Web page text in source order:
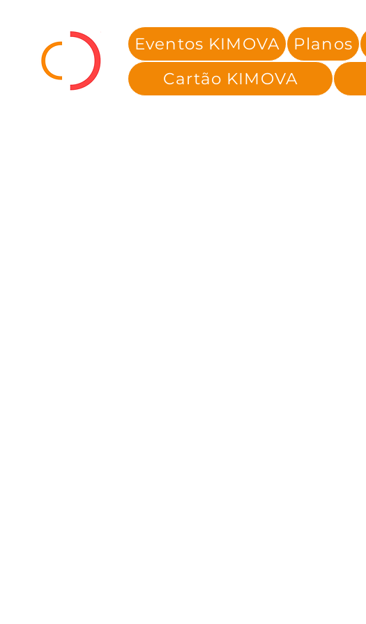
Eventos KIMOVA Planos
Cartão KIMOVA